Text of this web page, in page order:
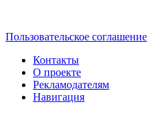
Пользовательское соглашение
Контакты
О проекте
Рекламодателям
Навигация